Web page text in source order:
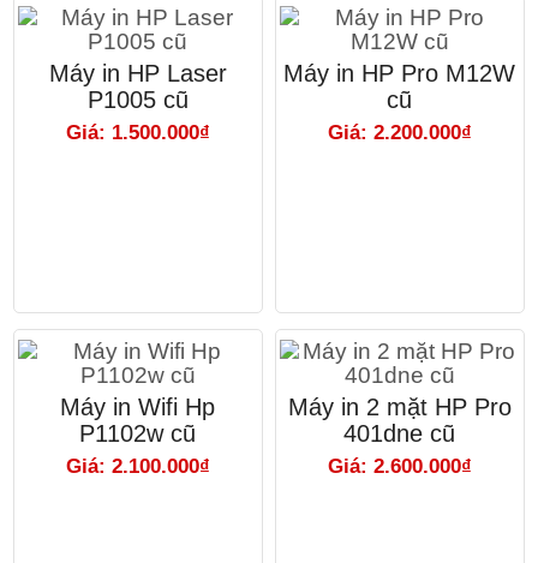
Máy in HP Laser
P1005 cũ
Giá: 1.500.000₫
Máy in HP Pro M12W
cũ
Giá: 2.200.000₫
Máy in Wifi Hp
P1102w cũ
Giá: 2.100.000₫
Máy in 2 mặt HP Pro
401dne cũ
Giá: 2.600.000₫